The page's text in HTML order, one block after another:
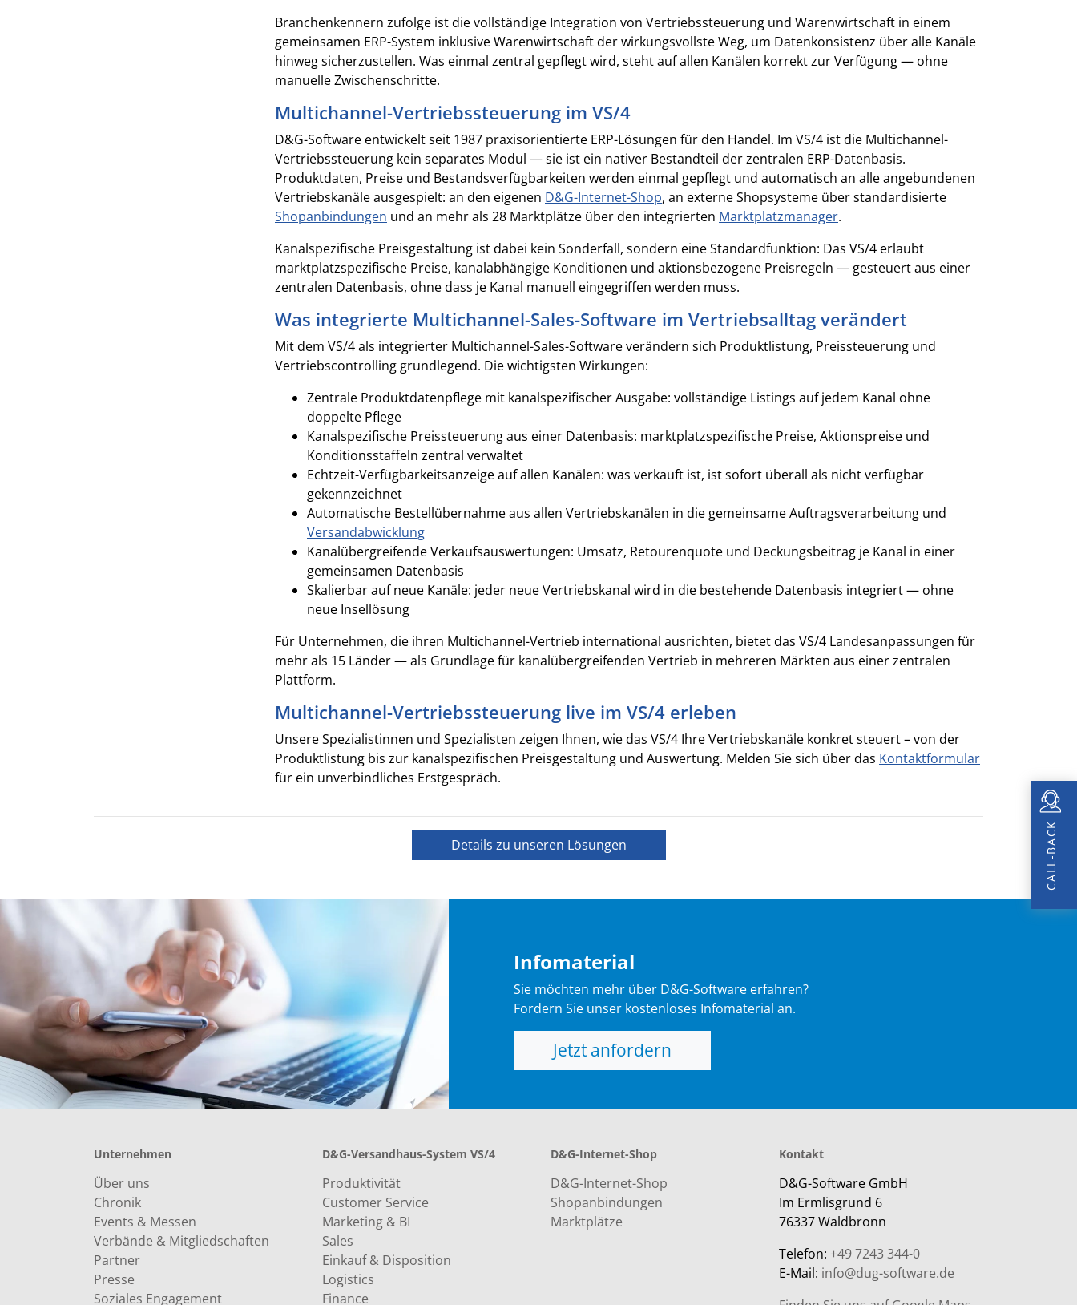
CALL-BACK
Branchenkennern zufolge ist die vollständige Integration von Vertriebssteuerung und Warenwirtschaft in einem
gemeinsamen ERP-System inklusive Warenwirtschaft der wirkungsvollste Weg, um Datenkonsistenz über alle Kanäle
hinweg sicherzustellen. Was einmal zentral gepflegt wird, steht auf allen Kanälen korrekt zur Verfügung — ohne
manuelle Zwischenschritte.
Multichannel-Vertriebssteuerung im VS/4
D&G-Software entwickelt seit 1987 praxisorientierte ERP-Lösungen für den Handel. Im VS/4 ist die Multichannel-
Vertriebssteuerung kein separates Modul — sie ist ein nativer Bestandteil der zentralen ERP-Datenbasis.
Produktdaten, Preise und Bestandsverfügbarkeiten werden einmal gepflegt und automatisch an alle angebundenen
Vertriebskanäle ausgespielt: an den eigenen D&G-Internet-Shop, an externe Shopsysteme über standardisierte
Shopanbindungen und an mehr als 28 Marktplätze über den integrierten Marktplatzmanager.
Kanalspezifische Preisgestaltung ist dabei kein Sonderfall, sondern eine Standardfunktion: Das VS/4 erlaubt
marktplatzspezifische Preise, kanalabhängige Konditionen und aktionsbezogene Preisregeln — gesteuert aus einer
zentralen Datenbasis, ohne dass je Kanal manuell eingegriffen werden muss.
Was integrierte Multichannel-Sales-Software im Vertriebsalltag verändert
Mit dem VS/4 als integrierter Multichannel-Sales-Software verändern sich Produktlistung, Preissteuerung und
Vertriebscontrolling grundlegend. Die wichtigsten Wirkungen:
Zentrale Produktdatenpflege mit kanalspezifischer Ausgabe: vollständige Listings auf jedem Kanal ohne
doppelte Pflege
Kanalspezifische Preissteuerung aus einer Datenbasis: marktplatzspezifische Preise, Aktionspreise und
Konditionsstaffeln zentral verwaltet
Echtzeit-Verfügbarkeitsanzeige auf allen Kanälen: was verkauft ist, ist sofort überall als nicht verfügbar
gekennzeichnet
Automatische Bestellübernahme aus allen Vertriebskanälen in die gemeinsame Auftragsverarbeitung und
Versandabwicklung
Kanalübergreifende Verkaufsauswertungen: Umsatz, Retourenquote und Deckungsbeitrag je Kanal in einer
gemeinsamen Datenbasis
Skalierbar auf neue Kanäle: jeder neue Vertriebskanal wird in die bestehende Datenbasis integriert — ohne
neue Insellösung
Für Unternehmen, die ihren Multichannel-Vertrieb international ausrichten, bietet das VS/4 Landesanpassungen für
mehr als 15 Länder — als Grundlage für kanalübergreifenden Vertrieb in mehreren Märkten aus einer zentralen
Plattform.
Multichannel-Vertriebssteuerung live im VS/4 erleben
Unsere Spezialistinnen und Spezialisten zeigen Ihnen, wie das VS/4 Ihre Vertriebskanäle konkret steuert – von der
Produktlistung bis zur kanalspezifischen Preisgestaltung und Auswertung. Melden Sie sich über das Kontaktformular
für ein unverbindliches Erstgespräch.
Details zu unseren Lösungen
Infomaterial
Sie möchten mehr über D&G-Software erfahren?
Fordern Sie unser kostenloses Infomaterial an.
Jetzt anfordern
Unternehmen
Über uns
Chronik
Events & Messen
Verbände & Mitgliedschaften
Partner
Presse
Soziales Engagement
D&G-Versandhaus-System VS/4
Produktivität
Customer Service
Marketing & BI
Sales
Einkauf & Disposition
Logistics
Finance
D&G-Internet-Shop
D&G-Internet-Shop
Shopanbindungen
Marktplätze
Kontakt
D&G-Software GmbH
Im Ermlisgrund 6
76337 Waldbronn
Telefon: +49 7243 344-0
E-Mail: info@dug-software.de